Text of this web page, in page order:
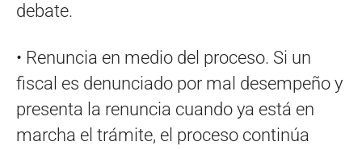
debate.
• Renuncia en medio del proceso. Si un
fiscal es denunciado por mal desempeño y
presenta la renuncia cuando ya está en
marcha el trámite, el proceso continúa